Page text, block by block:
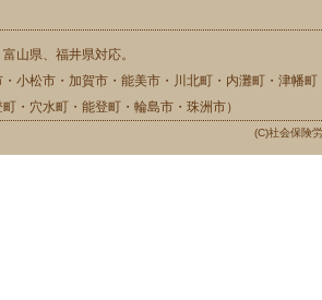
山県、福井県対応。
・小松市・加賀市・能美市・川北町・内灘町・津幡
・穴水町・能登町・輪島市・珠洲市）
(C)社会保険